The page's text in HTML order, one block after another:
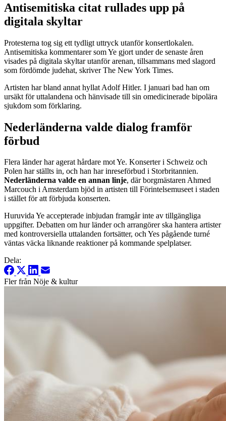
Antisemitiska citat rullades upp på
digitala skyltar
Protesterna tog sig ett tydligt uttryck utanför konsertlokalen.
Antisemitiska kommentarer som Ye gjort under de senaste åren
visades på digitala skyltar utanför arenan, tillsammans med slagord
som fördömde judehat, skriver The New York Times.
Artisten har bland annat hyllat Adolf Hitler. I januari bad han om
ursäkt för uttalandena och hänvisade till sin omedicinerade bipolära
sjukdom som förklaring.
Nederländerna valde dialog framför
förbud
Flera länder har agerat hårdare mot Ye. Konserter i Schweiz och
Polen har ställts in, och han har inreseförbud i Storbritannien.
Nederländerna valde en annan linje, där borgmästaren Ahmed
Marcouch i Amsterdam bjöd in artisten till Förintelsemuseet i staden
i stället för att förbjuda konserten.
Huruvida Ye accepterade inbjudan framgår inte av tillgängliga
uppgifter. Debatten om hur länder och arrangörer ska hantera artister
med kontroversiella uttalanden fortsätter, och Yes pågående turné
väntas väcka liknande reaktioner på kommande spelplatser.
Dela:
Fler från Nöje & kultur